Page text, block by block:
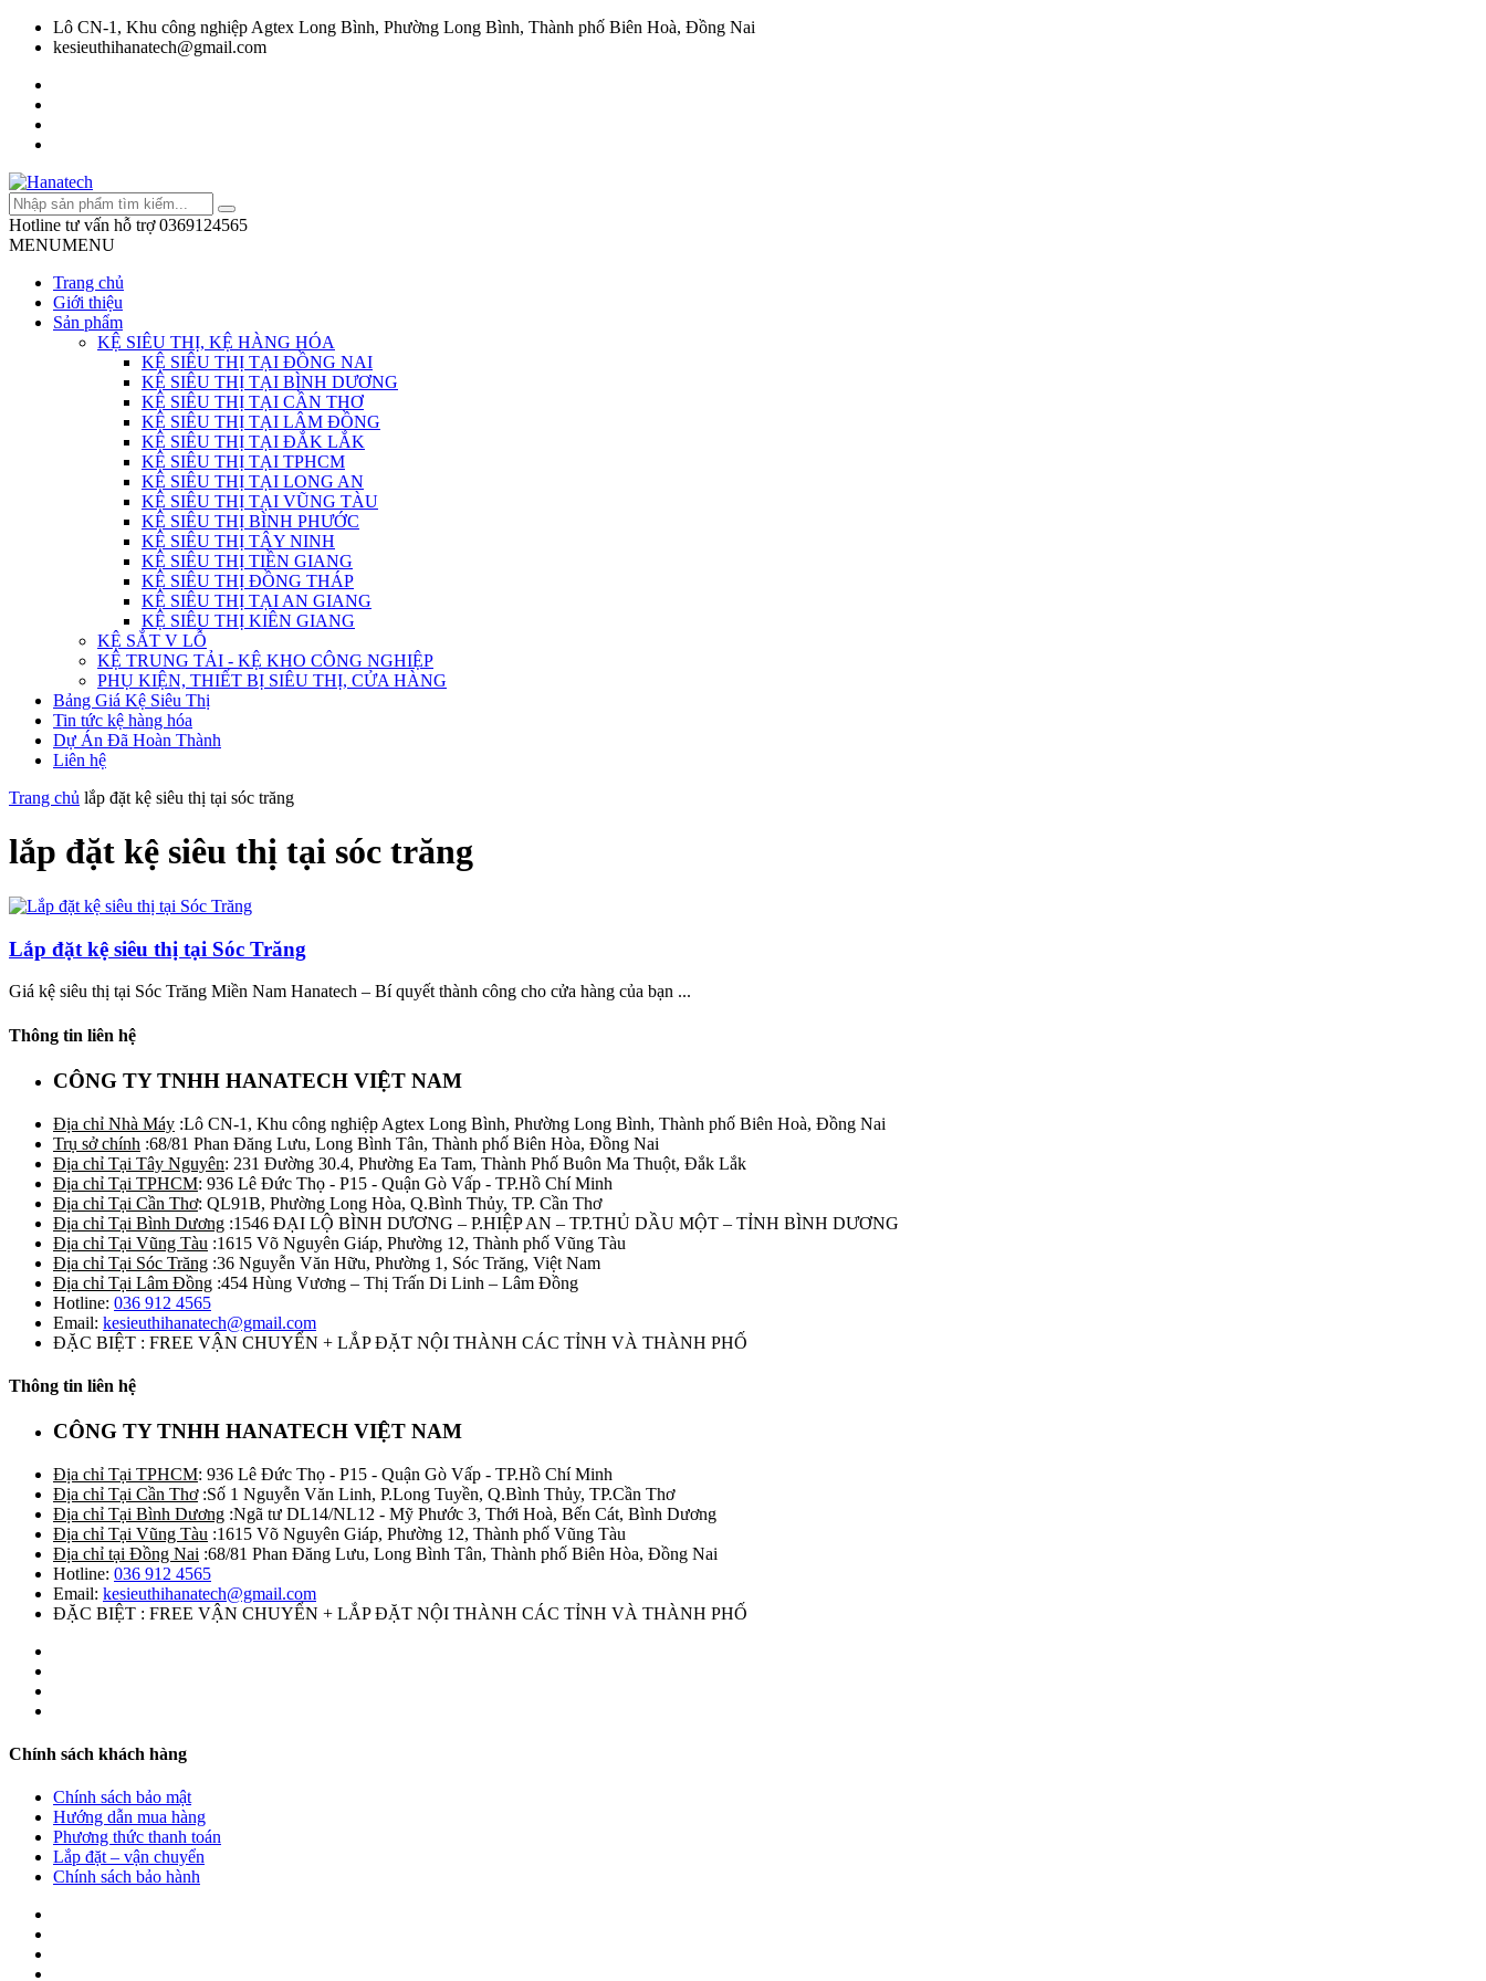
Lô CN-1, Khu công nghiệp Agtex Long Bình, Phường Long Bình, Thành phố Biên Hoà, Đồng Nai
kesieuthihanatech@gmail.com
Hotline tư vấn hỗ trợ 0369124565
MENUMENU
Trang chủ
Giới thiệu
Sản phẩm
KỆ SIÊU THỊ, KỆ HÀNG HÓA
KỆ SIÊU THỊ TẠI ĐỒNG NAI
KỆ SIÊU THỊ TẠI BÌNH DƯƠNG
KỆ SIÊU THỊ TẠI CẦN THƠ
KỆ SIÊU THỊ TẠI LÂM ĐỒNG
KỆ SIÊU THỊ TẠI ĐẮK LẮK
KỆ SIÊU THỊ TẠI TPHCM
KỆ SIÊU THỊ TẠI LONG AN
KỆ SIÊU THỊ TẠI VŨNG TÀU
KỆ SIÊU THỊ BÌNH PHƯỚC
KỆ SIÊU THỊ TÂY NINH
KỆ SIÊU THỊ TIỀN GIANG
KỆ SIÊU THỊ ĐỒNG THÁP
KỆ SIÊU THỊ TẠI AN GIANG
KỆ SIÊU THỊ KIÊN GIANG
KỆ SẮT V LỖ
KỆ TRUNG TẢI - KỆ KHO CÔNG NGHIỆP
PHỤ KIỆN, THIẾT BỊ SIÊU THỊ, CỬA HÀNG
Bảng Giá Kệ Siêu Thị
Tin tức kệ hàng hóa
Dự Án Đã Hoàn Thành
Liên hệ
Trang chủ lắp đặt kệ siêu thị tại sóc trăng
lắp đặt kệ siêu thị tại sóc trăng
Lắp đặt kệ siêu thị tại Sóc Trăng
Giá kệ siêu thị tại Sóc Trăng Miền Nam Hanatech – Bí quyết thành công cho cửa hàng của bạn ...
Thông tin liên hệ
CÔNG TY TNHH HANATECH VIỆT NAM
Địa chỉ Nhà Máy :Lô CN-1, Khu công nghiệp Agtex Long Bình, Phường Long Bình, Thành phố Biên Hoà, Đồng Nai
Trụ sở chính :68/81 Phan Đăng Lưu, Long Bình Tân, Thành phố Biên Hòa, Đồng Nai
Địa chỉ Tại Tây Nguyên: 231 Đường 30.4, Phường Ea Tam, Thành Phố Buôn Ma Thuột, Đắk Lắk
Địa chỉ Tại TPHCM: 936 Lê Đức Thọ - P15 - Quận Gò Vấp - TP.Hồ Chí Minh
Địa chỉ Tại Cần Thơ: QL91B, Phường Long Hòa, Q.Bình Thủy, TP. Cần Thơ
Địa chỉ Tại Bình Dương :1546 ĐẠI LỘ BÌNH DƯƠNG – P.HIỆP AN – TP.THỦ DẦU MỘT – TỈNH BÌNH DƯƠNG
Địa chỉ Tại Vũng Tàu :1615 Võ Nguyên Giáp, Phường 12, Thành phố Vũng Tàu
Địa chỉ Tại Sóc Trăng :36 Nguyễn Văn Hữu, Phường 1, Sóc Trăng, Việt Nam
Địa chỉ Tại Lâm Đồng :454 Hùng Vương – Thị Trấn Di Linh – Lâm Đồng
Hotline: 036 912 4565
Email: kesieuthihanatech@gmail.com
ĐẶC BIỆT : FREE VẬN CHUYỂN + LẮP ĐẶT NỘI THÀNH CÁC TỈNH VÀ THÀNH PHỐ
Thông tin liên hệ
CÔNG TY TNHH HANATECH VIỆT NAM
Địa chỉ Tại TPHCM: 936 Lê Đức Thọ - P15 - Quận Gò Vấp - TP.Hồ Chí Minh
Địa chỉ Tại Cần Thơ:Số 1 Nguyễn Văn Linh, P.Long Tuyền, Q.Bình Thủy, TP.Cần Thơ
Địa chỉ Tại Bình Dương :Ngã tư DL14/NL12 - Mỹ Phước 3, Thới Hoà, Bến Cát, Bình Dương
Địa chỉ Tại Vũng Tàu :1615 Võ Nguyên Giáp, Phường 12, Thành phố Vũng Tàu
Địa chỉ tại Đồng Nai :68/81 Phan Đăng Lưu, Long Bình Tân, Thành phố Biên Hòa, Đồng Nai
Hotline: 036 912 4565
Email: kesieuthihanatech@gmail.com
ĐẶC BIỆT : FREE VẬN CHUYỂN + LẮP ĐẶT NỘI THÀNH CÁC TỈNH VÀ THÀNH PHỐ
Chính sách khách hàng
Chính sách bảo mật
Hướng dẫn mua hàng
Phương thức thanh toán
Lắp đặt – vận chuyển
Chính sách bảo hành